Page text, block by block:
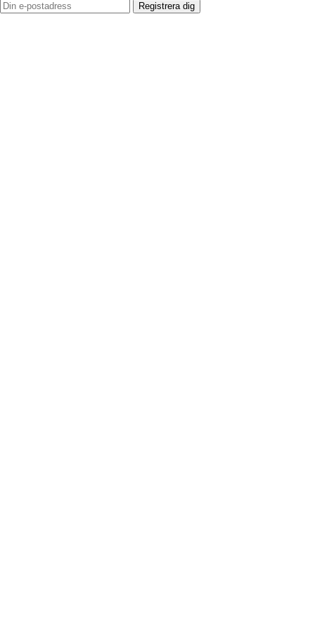
Registrera dig